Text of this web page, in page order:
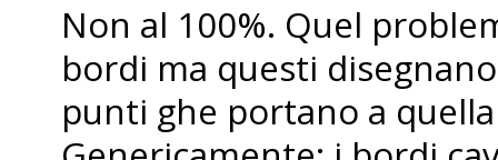
Non al 100%. Quel
bordi ma questi
punti ghe portano a